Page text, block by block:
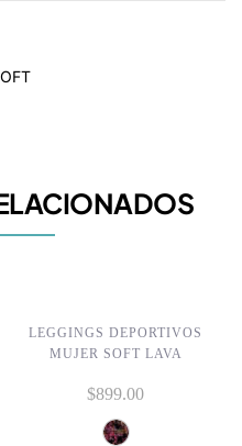
LEGGINGS DEPORTIVOS
MUJER SOFT LAVA
$899.00